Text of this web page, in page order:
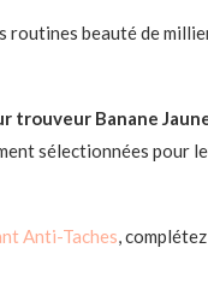
routines beauté de
trouveur Banane
sélectionnées pour
Anti-Taches,